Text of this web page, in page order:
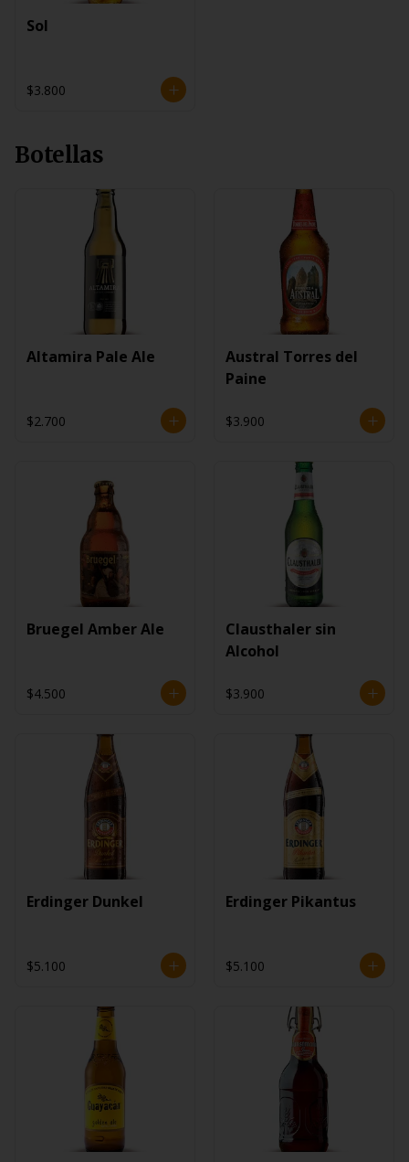
Sol
$3.800
Botellas
Altamira Pale Ale
$2.700
Austral Torres del
Paine
$3.900
Bruegel Amber Ale
$4.500
Clausthaler sin
Alcohol
$3.900
Erdinger Dunkel
$5.100
Erdinger Pikantus
$5.100